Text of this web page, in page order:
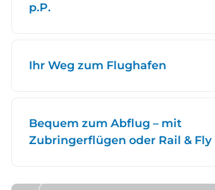
p.P.
Ihr Weg zum Flughafen
Bequem zum Abflug – mit
Zubringerflügen oder Rail & Fly